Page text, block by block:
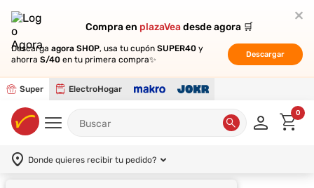
Compra en plazaVeadesde agora 🛒
Descarga agora SHOP, usa tu cupón SUPER40 y
ahorra S/40 en tu primera compra✨
Descargar
Super ElectroHogar
Compra en plazaVeadesde agora 🛒
Descarga agora SHOP, usa tu cupón SUPER40 y
ahorra S/40 en tu primera compra✨
Descargar
0
Donde quieres recibir tu pedido?